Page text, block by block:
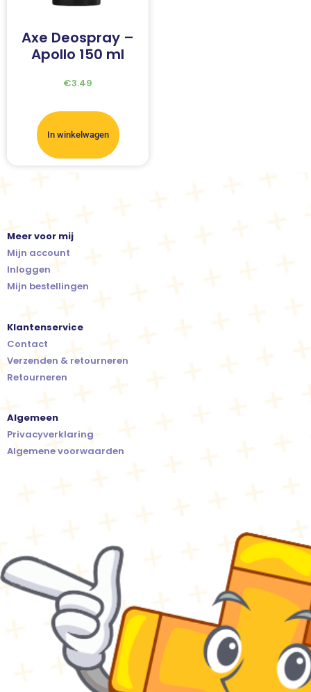
Axe Deospray –
Apollo 150 ml
€3.49
In winkelwagen
Meer voor mij
Mijn account
Inloggen
Mijn bestellingen
Klantenservice
Contact
Verzenden & retourneren
Retourneren
Algemeen
Privacyverklaring
Algemene voorwaarden